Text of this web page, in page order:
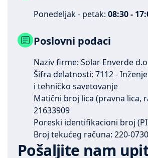
Ponedeljak - petak: 08:30 -
Poslovni podaci
Naziv firme: Solar Enverde
Šifra delatnosti: 7112 -
i tehničko savetovanje
Matični broj lica (pravna lica,
21633909
Poreski identifikacioni broj
Broj tekućeg računa: 220-
Pošaljite nam